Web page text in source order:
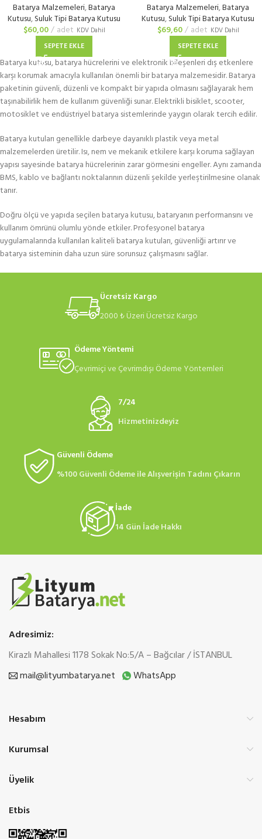
Batarya Malzemeleri,Batarya
Kutusu,Suluk Tipi Batarya Kutusu
$60,00 adet KDV Dahil
SEPETE EKLE
Batarya Malzemeleri,Batarya
Kutusu,Suluk Tipi Batarya Kutusu
$69,60 adet KDV Dahil
SEPETE EKLE
Batarya kutusu, batarya hücrelerini ve elektronik bileşenleri dış etkenlere
karşı korumak amacıyla kullanılan önemli bir batarya malzemesidir. Batarya
paketinin güvenli, düzenli ve kompakt bir yapıda olmasını sağlayarak hem
taşınabilirlik hem de kullanım güvenliği sunar. Elektrikli bisiklet, scooter,
motosiklet ve endüstriyel batarya sistemlerinde yaygın olarak tercih edilir.
Batarya kutuları genellikle darbeye dayanıklı plastik veya metal
malzemelerden üretilir. Isı, nem ve mekanik etkilere karşı koruma sağlayan
yapısı sayesinde batarya hücrelerinin zarar görmesini engeller. Aynı zamanda
BMS, kablo ve bağlantı noktalarının düzenli şekilde yerleştirilmesine olanak
tanır.
Doğru ölçü ve yapıda seçilen batarya kutusu, bataryanın performansını ve
kullanım ömrünü olumlu yönde etkiler. Profesyonel batarya
uygulamalarında kullanılan kaliteli batarya kutuları, güvenliği artırır ve
batarya sisteminin daha uzun süre sorunsuz çalışmasını sağlar.
Ücretsiz Kargo
2000 ₺ Üzeri Ücretsiz Kargo
Ödeme Yöntemi
Çevrimiçi ve Çevrimdışı Ödeme Yöntemleri
7/24
Hizmetinizdeyiz
Güvenli Ödeme
%100 Güvenli Ödeme ile Alışverişin Tadını Çıkarın
İade
14 Gün İade Hakkı
Adresimiz:
Kirazlı Mahallesi 1178 Sokak No:5/A – Bağcılar / İSTANBUL
mail@lityumbatarya.net
WhatsApp
Hesabım
Kurumsal
Üyelik
Etbis